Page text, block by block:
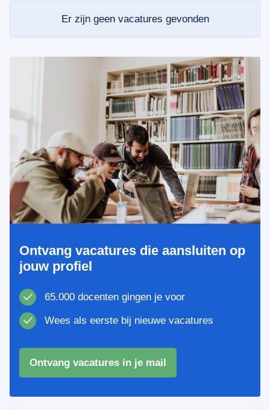
Er zijn geen vacatures gevonden
Ontvang vacatures die aansluiten op
jouw profiel
65.000 docenten gingen je voor
Wees als eerste bij nieuwe vacatures
Ontvang vacatures in je mail